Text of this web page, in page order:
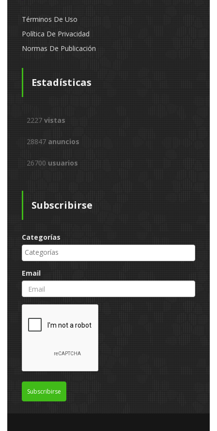
Términos De Uso
Política De Privacidad
Normas De Publicación
Estadísticas
2227 vistas
28847 anuncios
26700 usuarios
Subscribirse
Categorías
Email
Subscribirse